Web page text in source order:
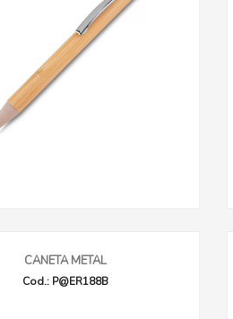
CANETA METAL
Cod.: P@ER188B